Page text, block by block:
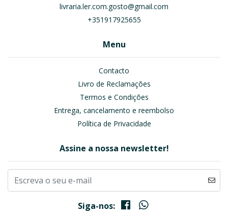
livraria.ler.com.gosto@gmail.com
+351917925655
Menu
Contacto
Livro de Reclamações
Termos e Condições
Entrega, cancelamento e reembolso
Política de Privacidade
Assine a nossa newsletter!
Siga-nos: